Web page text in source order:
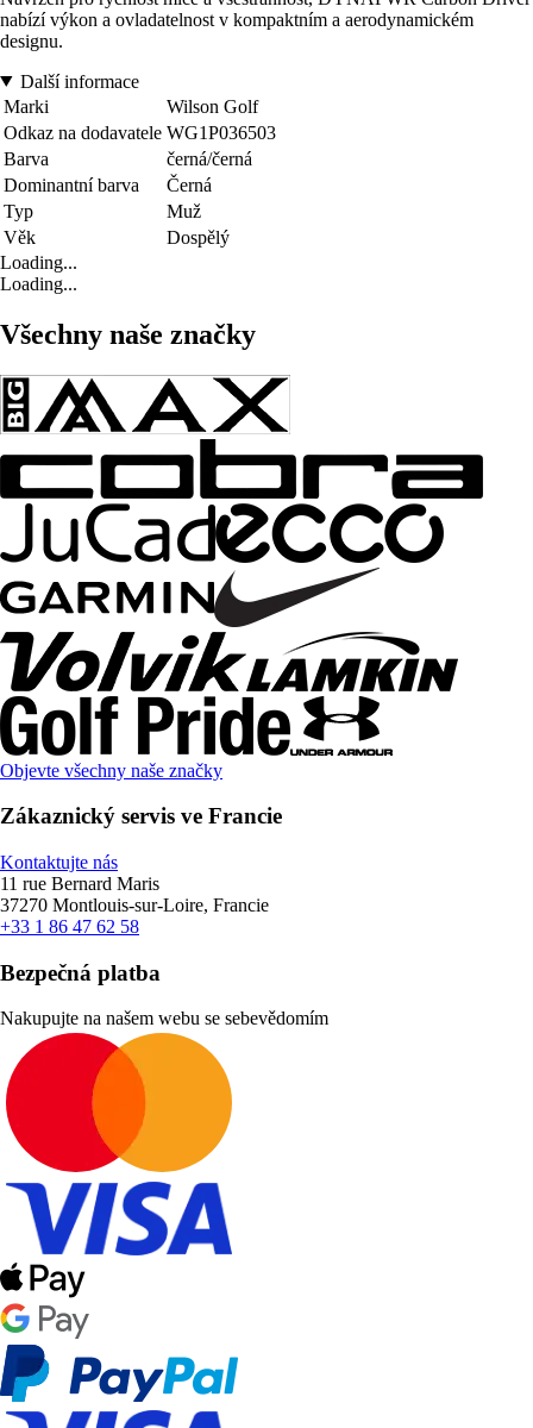
nabízí výkon a ovladatelnost v kompaktním a aerodynamickém
designu.
Další informace
Marki
Wilson Golf
Odkaz na dodavatele WG1P036503
Barva
černá/černá
Dominantní barva
Černá
Typ
Muž
Věk
Dospělý
Loading...
Loading...
Všechny naše značky
Objevte všechny naše značky
Zákaznický servis ve Francie
Kontaktujte nás
11 rue Bernard Maris
37270 Montlouis-sur-Loire, Francie
+33 1 86 47 62 58
Bezpečná platba
Nakupujte na našem webu se sebevědomím